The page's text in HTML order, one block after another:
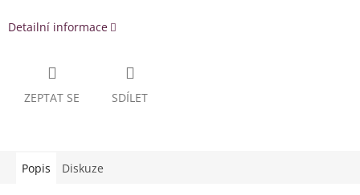
Detailní informace
ZEPTAT SE SDÍLET
Popis Diskuze